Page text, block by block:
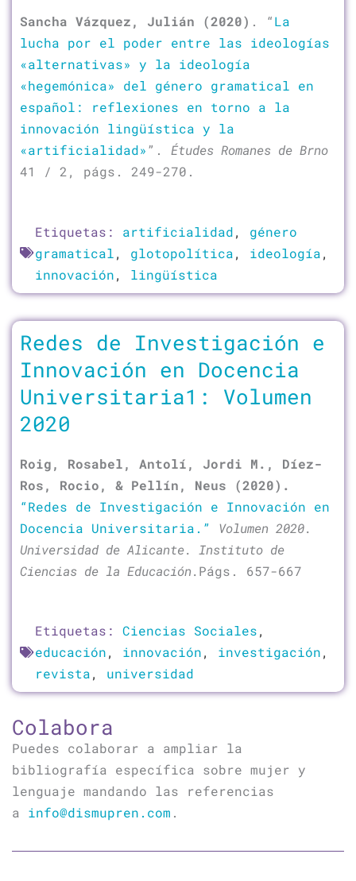
Sancha Vázquez, Julián (2020) . “La
lucha por el poder entre las ideologías
«alternativas» y la ideología
«hegemónica» del género gramatical en
español: reflexiones en torno a la
innovación lingüística y la
«artificialidad»”. Études Romanes de Brno
41 / 2, págs. 249-270.
Etiquetas: artificialidad, género
gramatical, glotopolítica, ideología,
innovación, lingüística
Redes de Investigación e
Innovación en Docencia
Universitaria1: Volumen
2020
Roig, Rosabel, Antolí, Jordi M., Díez-
Ros, Rocio, & Pellín, Neus (2020).
“Redes de Investigación e Innovación en
Docencia Universitaria.”
Volumen 2020.
Universidad de Alicante. Instituto de
Ciencias de la Educación. Págs. 657-667
Etiquetas: Ciencias Sociales,
educación, innovación, investigación,
revista, universidad
Colabora
Puedes colaborar a ampliar la
bibliografía específica sobre mujer y
lenguaje mandando las referencias
a info@dismupren.com .